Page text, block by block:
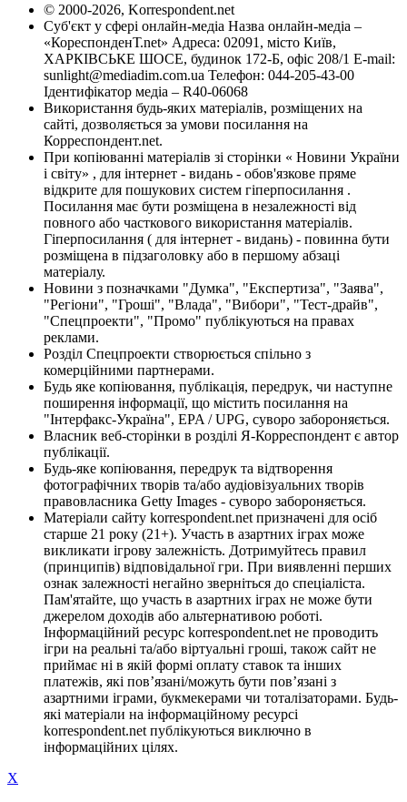
© 2000-2026, Korrespondent.net
Суб'єкт у сфері онлайн-медіа Назва онлайн-медіа –
«КореспонденТ.net» Адреса: 02091, місто Київ,
ХАРКІВСЬКЕ ШОСЕ, будинок 172-Б, офіс 208/1 E-mail:
sunlight@mediadim.com.ua Телефон: 044-205-43-00
Ідентифікатор медіа – R40-06068
Використання будь-яких матеріалів, розміщених на
сайті, дозволяється за умови посилання на
Корреспондент.net.
При копіюванні матеріалів зі сторінки « Новини України
і світу» , для інтернет - видань - обов'язкове пряме
відкрите для пошукових систем гіперпосилання .
Посилання має бути розміщена в незалежності від
повного або часткового використання матеріалів.
Гіперпосилання ( для інтернет - видань) - повинна бути
розміщена в підзаголовку або в першому абзаці
матеріалу.
Новини з позначками "Думка", "Експертиза", "Заява",
"Регіони", "Гроші", "Влада", "Вибори", "Тест-драйв",
"Спецпроекти", "Промо" публікуються на правах
реклами.
Розділ Спецпроекти створюється спільно з
комерційними партнерами.
Будь яке копіювання, публікація, передрук, чи наступне
поширення інформації, що містить посилання на
"Інтерфакс-Україна", EPA / UPG, суворо забороняється.
Власник веб-сторінки в розділі Я-Корреспондент є автор
публікації.
Будь-яке копіювання, передрук та відтворення
фотографічних творів та/або аудіовізуальних творів
правовласника Getty Images - суворо забороняється.
Матеріали сайту korrespondent.net призначені для осіб
старше 21 року (21+). Участь в азартних іграх може
викликати ігрову залежність. Дотримуйтесь правил
(принципів) відповідальної гри. При виявленні перших
ознак залежності негайно зверніться до спеціаліста.
Пам'ятайте, що участь в азартних іграх не може бути
джерелом доходів або альтернативою роботі.
Інформаційний ресурс korrespondent.net не проводить
ігри на реальні та/або віртуальні гроші, також сайт не
приймає ні в якій формі оплату ставок та інших
платежів, які пов’язані/можуть бути пов’язані з
азартними іграми, букмекерами чи тоталізаторами. Будь-
які матеріали на інформаційному ресурсі
korrespondent.net публікуються виключно в
інформаційних цілях.
X